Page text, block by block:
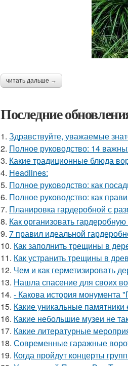
читать дальше →
Последние
1. Здравствуйте, уважаемые
2. Полное руководство: 14
3. Какие традиционные блюда
4. Headlines:
5. Полное руководство: как
6. Полное руководство: как
7. Планировка гардеробной с
8. Как организовать
9. 7 правил идеальной
10. Как заполнить трещины в
11. Как устранить трещины в
12. Чем и как герметизировать
13. Нашла спасение для своих
14. - Какова история монумента
15. Какие уникальные памятники
16. Какие небольшие музеи не
17. Какие литературные
18. Современные гаражные
19. Когда пройдут концерты